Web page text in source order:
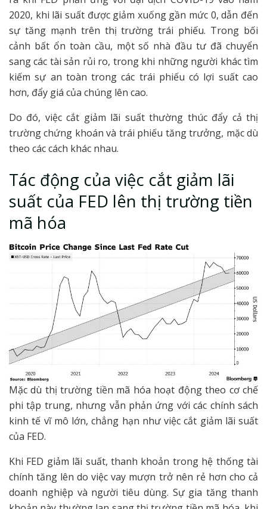
2020, khi lãi suất được giảm xuống gần mức 0, dẫn đến
sự tăng mạnh trên thị trường trái phiếu. Trong bối
cảnh bất ổn toàn cầu, một số nhà đầu tư đã chuyển
sang các tài sản rủi ro, trong khi những người khác tìm
kiếm sự an toàn trong các trái phiếu có lợi suất cao
hơn, đẩy giá của chúng lên cao.
Do đó, việc cắt giảm lãi suất thường thúc đẩy cả thị
trường chứng khoán và trái phiếu tăng trưởng, mặc dù
theo các cách khác nhau.
Tác động của việc cắt giảm lãi
suất của FED lên thị trường tiền
mã hóa
Mặc dù thị trường tiền mã hóa hoạt động theo cơ chế
phi tập trung, nhưng vẫn phản ứng với các chính sách
kinh tế vĩ mô lớn, chẳng hạn như việc cắt giảm lãi suất
của FED.
Khi FED giảm lãi suất, thanh khoản trong hệ thống tài
chính tăng lên do việc vay mượn trở nên rẻ hơn cho cả
doanh nghiệp và người tiêu dùng. Sự gia tăng thanh